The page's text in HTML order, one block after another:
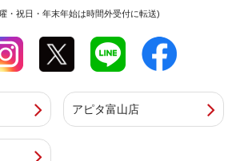
・祝日・年末年始は時間外受付に転送)
アピタ富山店